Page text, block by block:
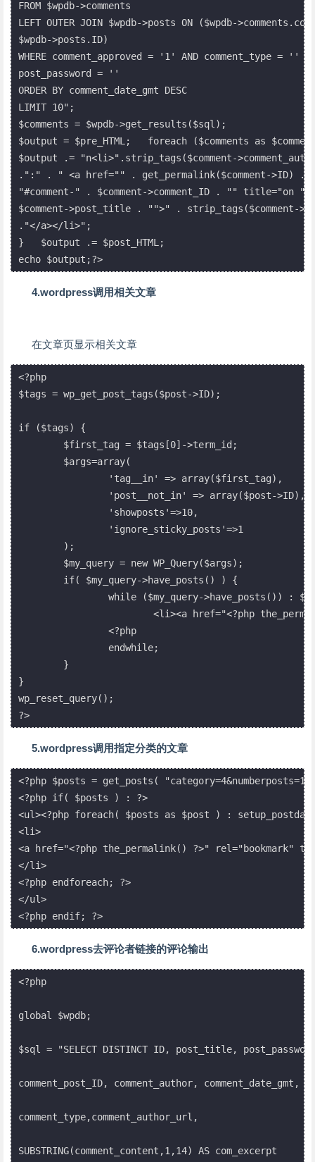
FROM $wpdb->comments
LEFT OUTER JOIN $wpdb->posts ON ($wpdb-
$wpdb->posts.ID)
WHERE comment_approved = '1' AND comment_type = ''
post_password = ''
ORDER BY comment_date_gmt DESC
LIMIT 10";
$comments = $wpdb->get_results($sql);
$output = $pre_HTML;   foreach ($comments as
$output .= "n<li>".strip_tags($comment-
.":" . " <a href="" . get_permalink($comment->ID) .
"#comment-" . $comment->comment_ID . "" title="on "
$comment->post_title . "">" . strip_tags($comment-
."</a></li>";
}   $output .= $post_HTML;
echo $output;?>
4.wordpress调用相关文章
在文章页显示相关文章
<?php
$tags = wp_get_post_tags($post->ID);
if ($tags) {
}
wp_reset_query();
?>
5.wordpress调用指定分类的文章
<?php $posts = get_posts(
<?php if( $posts ) : ?>
<ul><?php foreach( $posts as $post ) :
<li>
<a href="<?php the_permalink() ?>"
</li>
<?php endforeach; ?>
</ul>
<?php endif; ?>
6.wordpress去评论者链接的评论输出
<?php
global $wpdb;
$sql = "SELECT DISTINCT ID, post_title,
comment_post_ID, comment_author, comment_date_gmt,
comment_type,comment_author_url,
SUBSTRING(comment_content,1,14) AS com_excerpt